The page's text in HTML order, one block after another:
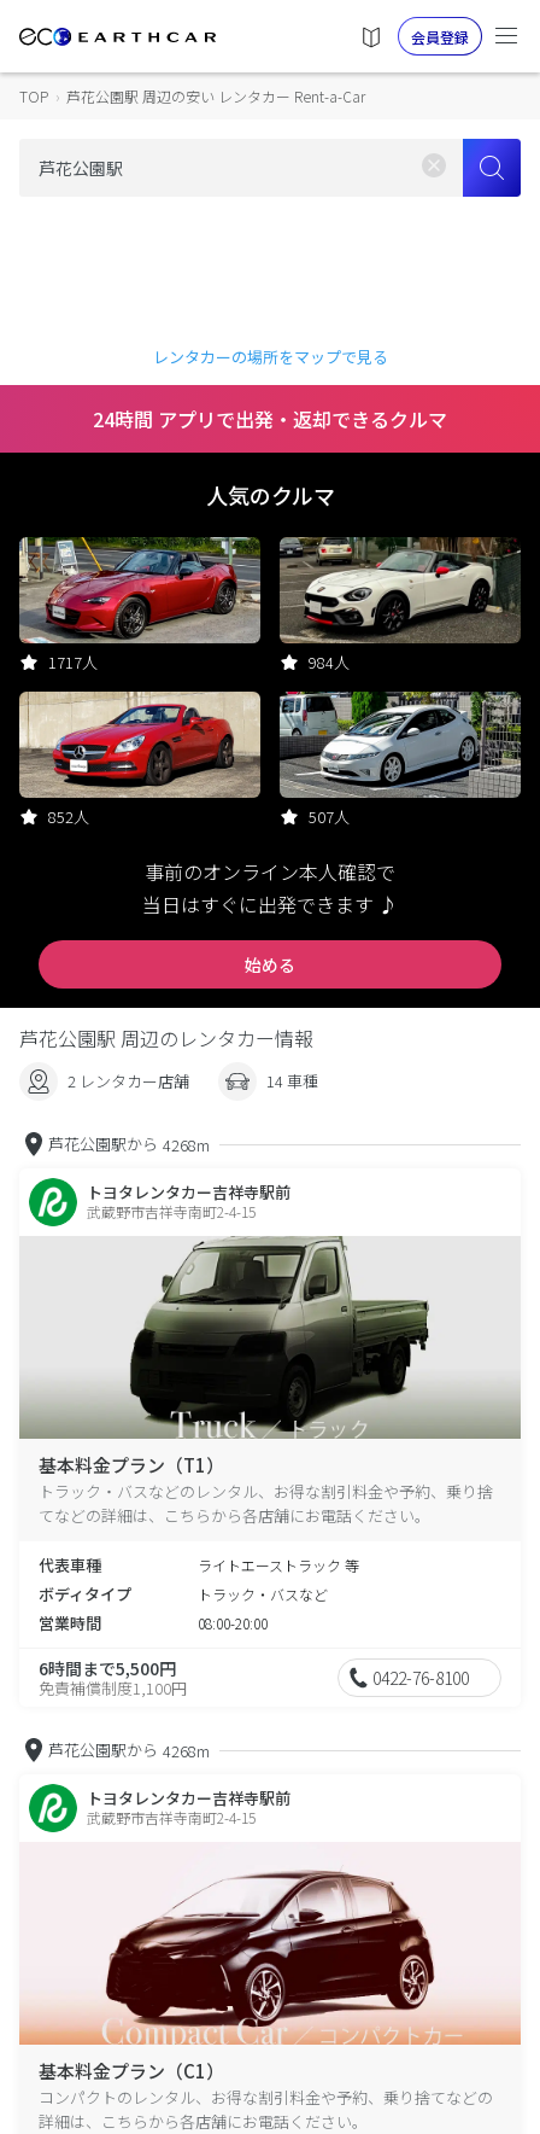
会員登録
TOP › 芦花公園駅 周辺の安い レンタカー Rent-a-Car
レンタカーの場所をマップで見る
24時間 アプリで出発・返却できるクルマ
人気のクルマ
1717人 984人
852人 507人
事前のオンライン本人確認で
当日はすぐに出発できます ♪
始める
芦花公園駅 周辺のレンタカー情報
2 レンタカー店舗 14 車種
芦花公園駅から 4268m
トヨタレンタカー吉祥寺駅前
武蔵野市吉祥寺南町2-4-15
基本料金プラン（T1）
トラック・バスなどのレンタル、お得な割引料金や予約、乗り捨
てなどの詳細は、こちらから各店舗にお電話ください。
代表車種 ライトエーストラック 等
ボディタイプ トラック・バスなど
営業時間 08:00-20:00
6時間まで5,500円
免責補償制度1,100円 0422-76-8100
芦花公園駅から 4268m
トヨタレンタカー吉祥寺駅前
武蔵野市吉祥寺南町2-4-15
基本料金プラン（C1）
コンパクトのレンタル、お得な割引料金や予約、乗り捨てなどの
詳細は、こちらから各店舗にお電話ください。